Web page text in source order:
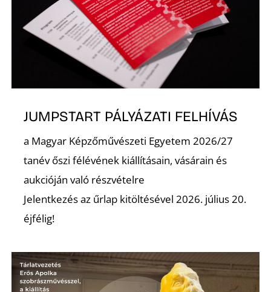
JUMPSTART PÁLYÁZATI FELHÍVÁS
a Magyar Képzőművészeti Egyetem 2026/27
tanév őszi félévének kiállításain, vásárain és
aukcióján való részvételre
Jelentkezés az űrlap kitöltésével 2026. július 20.
éjfélig!